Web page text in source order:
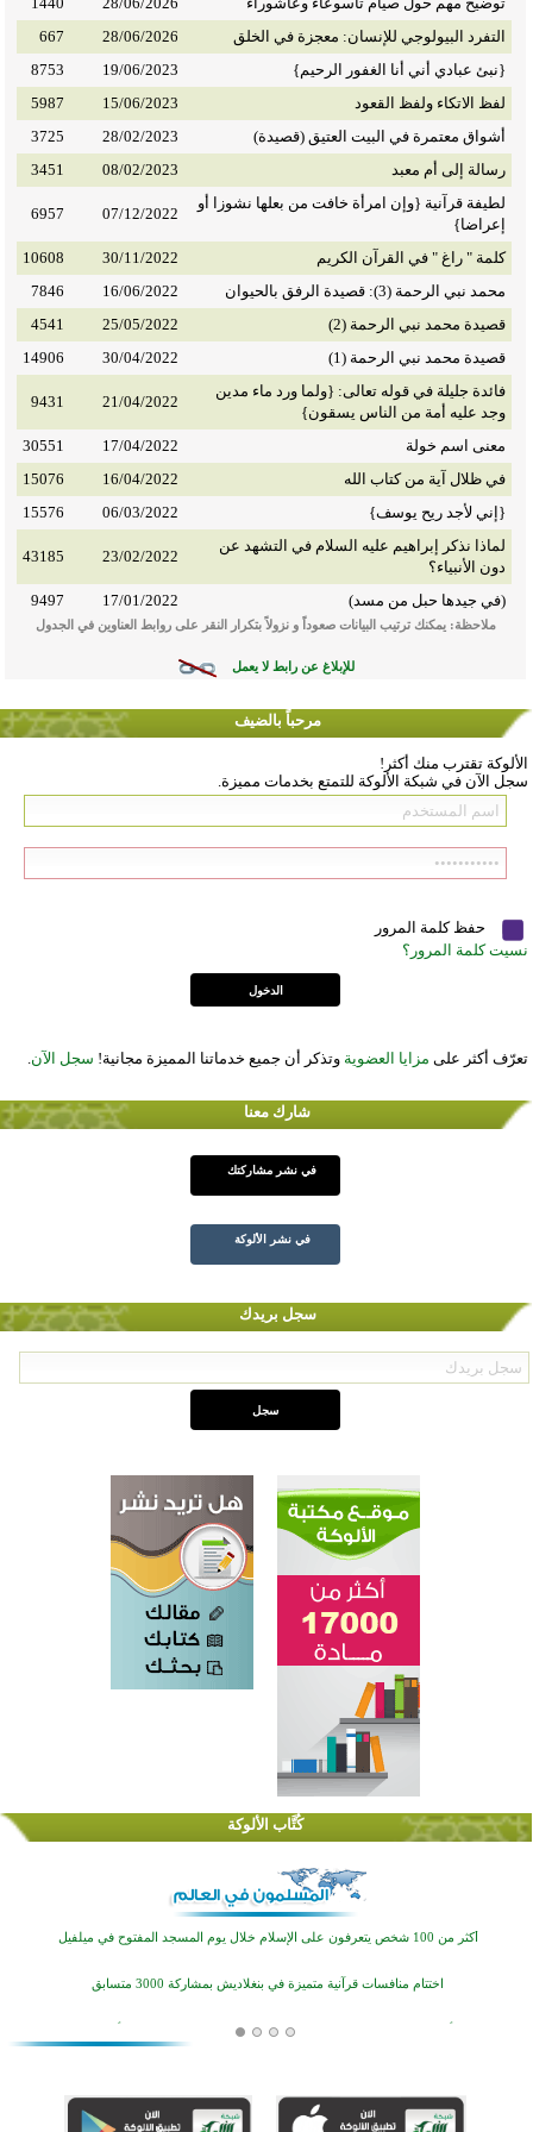
التفرد البيولوجي للإنسان: معجزة في الخلق
28/06/2026
667
{نبئ عبادي أني أنا الغفور الرحيم}
19/06/2023
8753
لفظ الاتكاء ولفظ القعود
15/06/2023
5987
أشواق معتمرة في البيت العتيق (قصيدة)
28/02/2023
3725
رسالة إلى أم معبد
08/02/2023
3451
لطيفة قرآنية {وإن امرأة خافت من بعلها نشوزا أو
إعراضا}
07/12/2022
6957
كلمة " راغ " في القرآن الكريم 30/11/2022
10608
محمد نبي الرحمة (3): قصيدة الرفق بالحيوان
16/06/2022
7846
قصيدة محمد نبي الرحمة (2)
25/05/2022
4541
قصيدة محمد نبي الرحمة (1)
30/04/2022
14906
فائدة جليلة في قوله تعالى: {ولما ورد ماء مدين
وجد عليه أمة من الناس يسقون}
21/04/2022
9431
معنى اسم خولة 17/04/2022
30551
في ظلال آية من كتاب الله
16/04/2022
15076
{إني لأجد ريح يوسف}
06/03/2022
15576
لماذا نذكر إبراهيم عليه السلام في التشهد عن
دون الأنبياء؟
23/02/2022
43185
(في جيدها حبل من مسد) 17/01/2022
9497
ملاحظة: يمكنك ترتيب البيانات صعوداً و نزولاً بتكرار النقر على روابط العناوين في الجدول
للإبلاغ عن رابط لا يعمل
مرحباً بالضيف
الألوكة تقترب منك أكثر!
سجل الآن في شبكة الألوكة للتمتع بخدمات مميزة.
حفظ كلمة المرور
نسيت كلمة المرور؟
تعرّف أكثر على مزايا العضوية وتذكر أن جميع خدماتنا المميزة مجانية! سجل الآن.
شارك معنا
في نشر مشاركتك
في نشر الألوكة
سجل بريدك
كُتَّاب الألوكة
القرآن والتربية في صدارة البرامج الصيفية للمسلمين في بينزا وساراتوف وموردوفيا هذا العام
اختتام الدورة التاسعة لمسابقة حفظ وتلاوة القرآن الكريم في أزناكاييف
أكثر من 100 شخص يتعرفون على الإسلام خلال يوم المسجد المفتوح في ميلفيل
اختتام منافسات قرآنية متميزة في بنغلاديش بمشاركة 3000 متسابق
منطقة ريبوفسي تحتفل بميلاد مسجد جديد في أجواء إيمانية مميزة